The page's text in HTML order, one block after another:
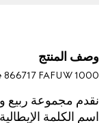
وصف المنتج
‎866717 FAFUW 1000
اسم الكلمة